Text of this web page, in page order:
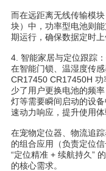
而在远距离无线传输模
块）中，功率型电池则
期运行，确保数据定时上
4. 智能家居与定位跟踪
在智能门锁、温湿度传
CR17450 CR17450H
少了用户更换电池的频
灯等需要瞬间启动的设
速动力响应，提升使用体
在宠物定位器、物流追
的组合应用（负责定位
“定位精准 + 续航持久”
的核心需求。